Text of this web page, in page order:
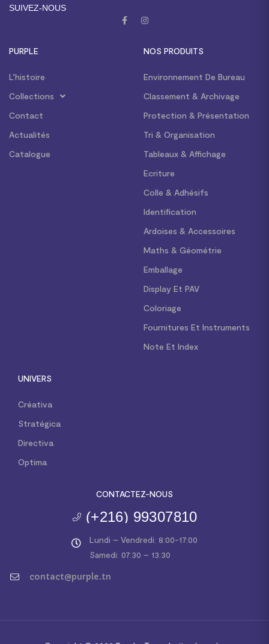
SUIVEZ-NOUS
PURPLE
L’histoire
Collections
Contact
Actualités
Catalogue
NOS PRODUITS
Environnement De Bureau
Classement & Archivage
Protection & Présentation
Tri & Organisation
Tableaux & Affichage
Ecriture
Colle & Adhésifs
Identification
Ardoises & Accessoires
Maths & Géométrie
Emballage
Display Et PAV
Coloriage
Fournitures Et Instruments
Note Et Index
UNIVERS
Créativa
Stratégica
Directiva
Optima
CONTACTEZ-NOUS
(+216) 99307810
Lundi – Vendredi: 8:00-17:00
Samedi: 07:30 – 13:30
contact@purple.tn